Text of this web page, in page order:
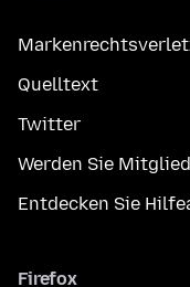
Quelltext
Twitter
Werden Sie
Entdecken Sie
Firefox